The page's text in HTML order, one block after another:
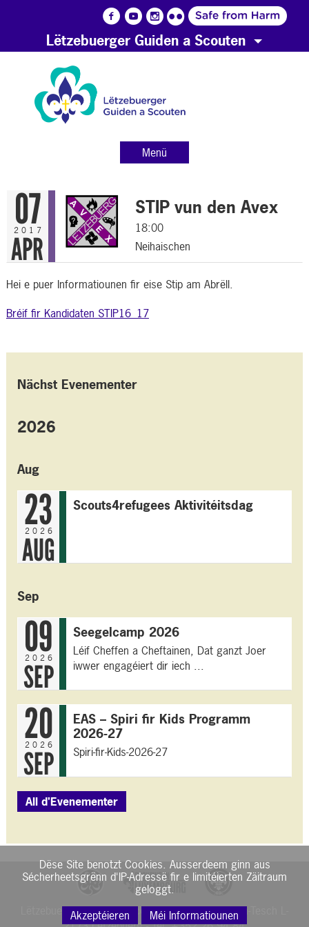
Lëtzebuerger Guiden a Scouten
Menü
07
2017
APR
STIP vun den Avex
18:00
Neihaischen
Hei e puer Informatiounen fir eise Stip am Abrëll.
Bréif fir Kandidaten STIP16_17
Nächst Evenementer
2026
Aug
23
2026
AUG
Scouts4refugees Aktivitéitsdag
Sep
09
2026
SEP
Seegelcamp 2026
Léif Cheffen a Cheftainen, Dat ganzt Joer
iwwer engagéiert dir iech ...
20
2026
SEP
EAS – Spiri fir Kids Programm
2026-27
Spiri-fir-Kids-2026-27
All d'Evenementer
Lëtzebuerger Guiden a Scouten - 5, rue Munchen-Tesch L-
Dëse Site benotzt Cookies. Ausserdeem ginn aus
Sécherheetsgrënn d'IP-Adressë fir e limitéierten Zäitraum
geloggt.
Akzeptéieren
Méi Informatiounen